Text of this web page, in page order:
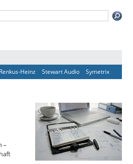
Renkus-Heinz Stewart Audio Symetrix
–